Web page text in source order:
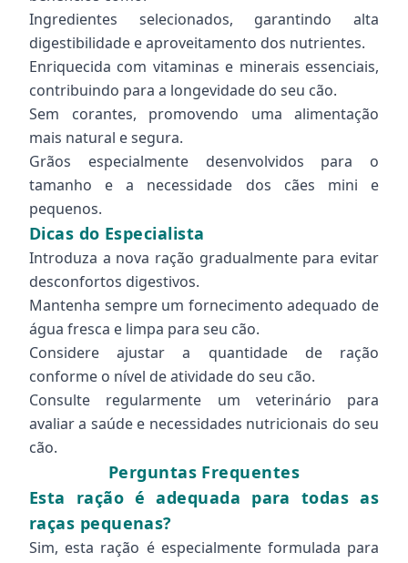
Ingredientes selecionados, garantindo alta
digestibilidade e aproveitamento dos nutrientes.
Enriquecida com vitaminas e minerais essenciais,
contribuindo para a longevidade do seu cão.
Sem corantes, promovendo uma alimentação
mais natural e segura.
Grãos especialmente desenvolvidos para o
tamanho e a necessidade dos cães mini e
pequenos.
Dicas do Especialista
Introduza a nova ração gradualmente para evitar
desconfortos digestivos.
Mantenha sempre um fornecimento adequado de
água fresca e limpa para seu cão.
Considere ajustar a quantidade de ração
conforme o nível de atividade do seu cão.
Consulte regularmente um veterinário para
avaliar a saúde e necessidades nutricionais do seu
cão.
Perguntas Frequentes
Esta ração é adequada para todas as
raças pequenas?
Sim, esta ração é especialmente formulada para